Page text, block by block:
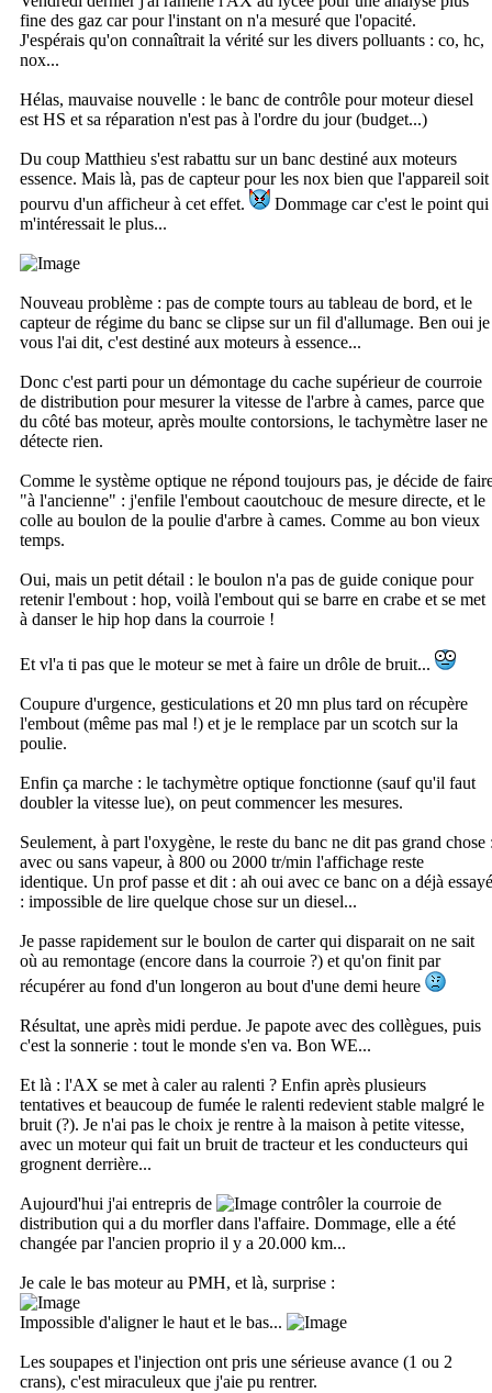
fine des gaz car pour l'instant on n'a mesuré que l'opacité.
J'espérais qu'on connaîtrait la vérité sur les divers polluants : co, hc,
nox...
Hélas, mauvaise nouvelle : le banc de contrôle pour moteur diesel
est HS et sa réparation n'est pas à l'ordre du jour (budget...)
Du coup Matthieu s'est rabattu sur un banc destiné aux moteurs
essence. Mais là, pas de capteur pour les nox bien que l'appareil soit
pourvu d'un afficheur à cet effet.
Dommage car c'est le point qui
m'intéressait le plus...
Nouveau problème : pas de compte tours au tableau de bord, et le
capteur de régime du banc se clipse sur un fil d'allumage. Ben oui je
vous l'ai dit, c'est destiné aux moteurs à essence...
Donc c'est parti pour un démontage du cache supérieur de courroie
de distribution pour mesurer la vitesse de l'arbre à cames, parce que
du côté bas moteur, après moulte contorsions, le tachymètre laser ne
détecte rien.
Comme le système optique ne répond toujours pas, je décide de
"à l'ancienne" : j'enfile l'embout caoutchouc de mesure directe, et le
colle au boulon de la poulie d'arbre à cames. Comme au bon vieux
temps.
Oui, mais un petit détail : le boulon n'a pas de guide conique pour
retenir l'embout : hop, voilà l'embout qui se barre en crabe et se met
à danser le hip hop dans la courroie !
Et vl'a ti pas que le moteur se met à faire un drôle de bruit...
Coupure d'urgence, gesticulations et 20 mn plus tard on récupère
l'embout (même pas mal !) et je le remplace par un scotch sur la
poulie.
Enfin ça marche : le tachymètre optique fonctionne (sauf qu'il faut
doubler la vitesse lue), on peut commencer les mesures.
Seulement, à part l'oxygène, le reste du banc ne dit pas grand chose
avec ou sans vapeur, à 800 ou 2000 tr/min l'affichage reste
identique. Un prof passe et dit : ah oui avec ce banc on a déjà essayé
: impossible de lire quelque chose sur un diesel...
Je passe rapidement sur le boulon de carter qui disparait on ne sait
où au remontage (encore dans la courroie ?) et qu'on finit par
récupérer au fond d'un longeron au bout d'une demi heure
Résultat, une après midi perdue. Je papote avec des collègues, puis
c'est la sonnerie : tout le monde s'en va. Bon WE...
Et là : l'AX se met à caler au ralenti ? Enfin après plusieurs
tentatives et beaucoup de fumée le ralenti redevient stable malgré le
bruit (?). Je n'ai pas le choix je rentre à la maison à petite vitesse,
avec un moteur qui fait un bruit de tracteur et les conducteurs qui
grognent derrière...
Aujourd'hui j'ai entrepris de
contrôler la courroie de
distribution qui a du morfler dans l'affaire. Dommage, elle a été
changée par l'ancien proprio il y a 20.000 km...
Je cale le bas moteur au PMH, et là, surprise :
Impossible d'aligner le haut et le bas...
Les soupapes et l'injection ont pris une sérieuse avance (1 ou 2
crans), c'est miraculeux que j'aie pu rentrer.